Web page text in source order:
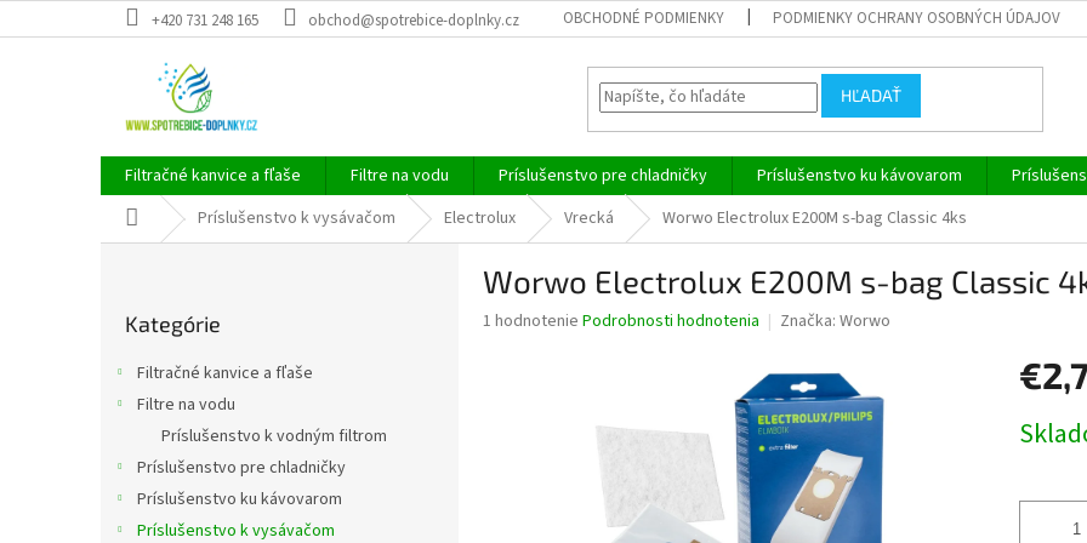
na
+420 731 248 165 obchod@spotrebice-doplnky.cz OBCHODNÉ PODMIENKY PODMIENKY OCHRANY OSOBNÝCH ÚDAJOV
HĽADAŤ
Filtračné kanvice a fľaše Filtre na vodu Príslušenstvo pre chladničky Príslušenstvo ku kávovarom
DomovPríslušenstvo k vysávačom Electrolux Vrecká Worwo Electrolux E200M s-bag Classic 4ks
kategórie
Kategórie
Filtračné kanvice a fľaše
Filtre na vodu
Príslušenstvo k vodným filtrom
Príslušenstvo pre chladničky
Príslušenstvo ku kávovarom
Príslušenstvo k vysávačom
Worwo Electrolux E200M s-bag Classic
Priemerné
1 hodnotenie Podrobnosti hodnotenia Značka: Worwo
cena: